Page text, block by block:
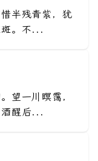
半残青紫，犹
斑。不...
望一川暝霭，
酒醒后...